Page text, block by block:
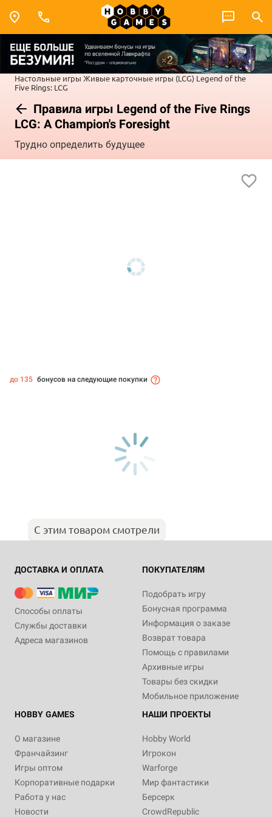
Настольные игры Живые карточные игры (LCG) Legend of the
Five Rings: LCG
Правила игры Legend of the Five Rings
LCG: A Champion's Foresight
Трудно определить будущее
до 135 бонусов на следующие покупки
С этим товаром смотрели
ДОСТАВКА И ОПЛАТА
Способы оплаты
Службы доставки
Адреса магазинов
ПОКУПАТЕЛЯМ
Подобрать игру
Бонусная программа
Информация о заказе
Возврат товара
Помощь с правилами
Архивные игры
Товары без скидки
Мобильное приложение
HOBBY GAMES
О магазине
Франчайзинг
Игры оптом
Корпоративные подарки
Работа у нас
Новости
НАШИ ПРОЕКТЫ
Hobby World
Игрокон
Warforge
Мир фантастики
Берсерк
CrowdRepublic